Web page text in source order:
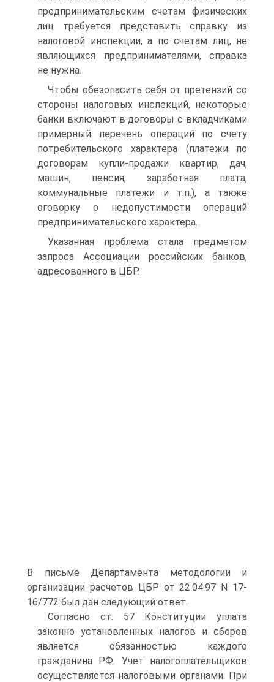
предпринимательским счетам физических
лиц требуется представить справку из
налоговой инспекции, а по счетам лиц, не
являющихся предпринимателями, справка
не нужна.
Чтобы обезопасить себя от претензий со
стороны налоговых инспекций, некоторые
банки включают в договоры с вкладчиками
примерный перечень операций по счету
потребительского характера (платежи по
договорам купли-продажи квартир, дач,
машин, пенсия, заработная плата,
коммунальные платежи и т.п.), а также
оговорку о недопустимости операций
предпринимательского характера.
Указанная проблема стала предметом
запроса Ассоциации российских банков,
адресованного в ЦБР.
В письме Департамента методологии и
организации расчетов ЦБР от 22.04.97 N 17-
16/772 был дан следующий ответ.
Согласно ст. 57 Конституции уплата
законно установленных налогов и сборов
является обязанностью каждого
гражданина РФ. Учет налогоплательщиков
осуществляется налоговыми органами. При